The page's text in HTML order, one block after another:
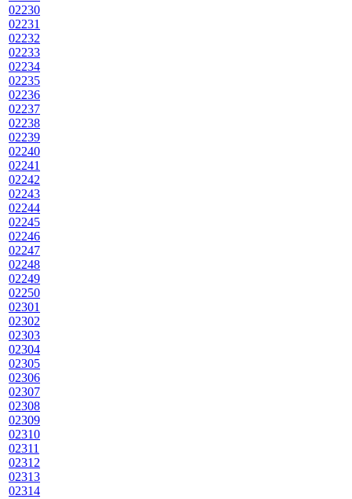
02230
02231
02232
02233
02234
02235
02236
02237
02238
02239
02240
02241
02242
02243
02244
02245
02246
02247
02248
02249
02250
02301
02302
02303
02304
02305
02306
02307
02308
02309
02310
02311
02312
02313
02314